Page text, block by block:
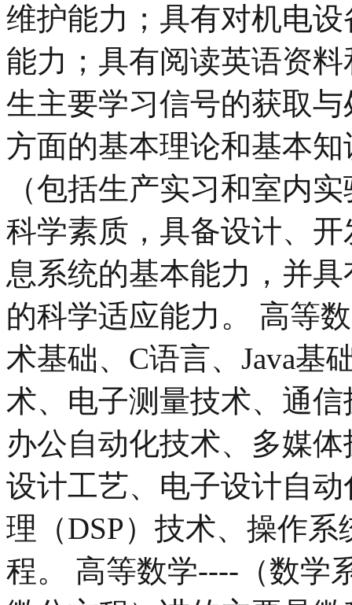
维护能力；具有对机电
能力；具有阅读英语资
生主要学习信号的获取
方面的基本理论和基本
（包括生产实习和室内
科学素质，具备设计、
息系统的基本能力，并
的科学适应能力。 高等
术基础、C语言、Java基
术、电子测量技术、通
办公自动化技术、多媒
设计工艺、电子设计自
理（DSP）技术、操作
程。 高等数学----（数学